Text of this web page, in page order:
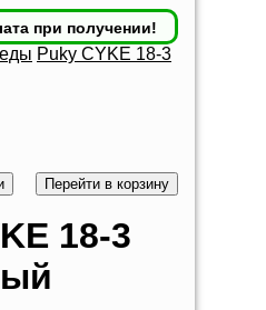
при получении!
Puky CYKE 18-3
Перейти в корзину
18-3